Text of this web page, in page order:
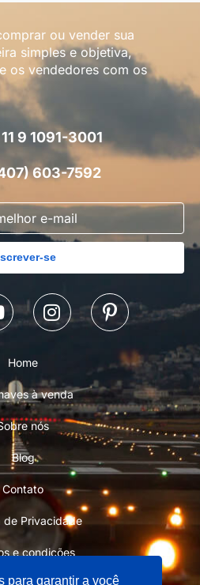
ou vender sua
simples e objetiva,
os vendedores com os
9 1091-3001
603-7592
se
Home
à venda
nós
Blog
Contato
de Privacidade
e condições
para garantir a você